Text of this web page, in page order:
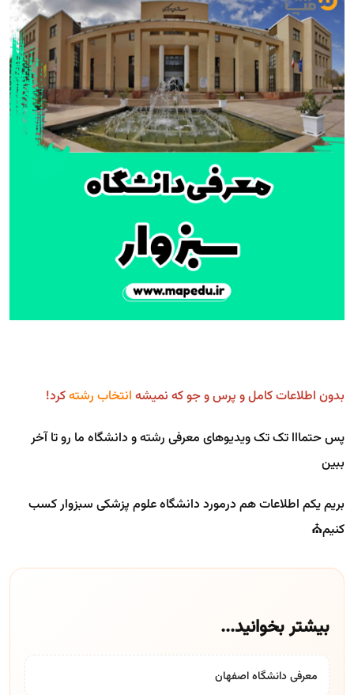
بدون اطلاعات کامل و پرس و جو که نمیشه انتخاب رشتهکرد!
پس حتمااا تک تک ویدیوهای معرفی رشته و دانشگاه ما رو تا آخر
ببین
بریم یکم اطلاعات هم درمورد دانشگاه علوم پزشکی سبزوار کسب
کنیم⛪
بیشتر بخوانید...
معرفی دانشگاه اصفهان